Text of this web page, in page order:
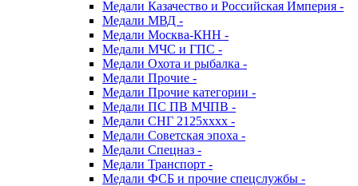
Медали Казачество и Российская Империя -
Медали МВД -
Медали Москва-КНН -
Медали МЧС и ГПС -
Медали Охота и рыбалка -
Медали Прочие -
Медали Прочие категории -
Медали ПС ПВ МЧПВ -
Медали СНГ 2125хххх -
Медали Советская эпоха -
Медали Спецназ -
Медали Транспорт -
Медали ФСБ и прочие спецслужбы -